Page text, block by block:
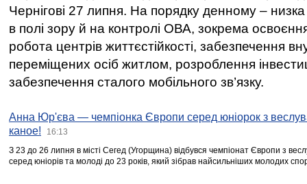
Чернігові 27 липня. На порядку денному –
в полі зору й на контролі ОВА, зокрема освоєння
робота центрів життєстійкості, забезпечення
переміщених осіб житлом, розроблення
забезпечення сталого мобільного зв’язку.
Анна Юр'єва — чемпіонка Європи серед юніорок з
каное!
16:13
З 23 до 26 липня в місті Сегед (Угорщина) відбувся чемпіонат Європи з
серед юніорів та молоді до 23 років, який зібрав найсильніших молодих